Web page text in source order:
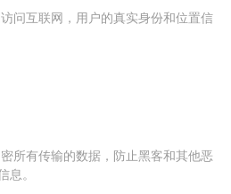
问互联网，用户的真实身份和位置信
所有传输的数据，防止黑客和其他恶
息。